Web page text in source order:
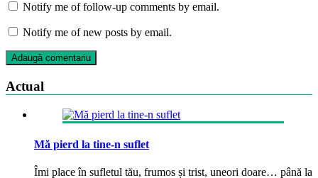
Notify me of follow-up comments by email.
Notify me of new posts by email.
Actual
Mă pierd la tine-n suflet
Îmi place în sufletul tău, frumos și trist, uneori doare… până la